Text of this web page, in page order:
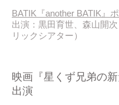
BATIK『another BATIK』
出演：黒田育世、森山開
リックシアター）
映画『星くず兄弟の新
出演